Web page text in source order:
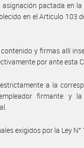
pactada en
en el Artículo 103
y firmas allí
por ante esta
a la
firmante y
exigidos por la Ley N°